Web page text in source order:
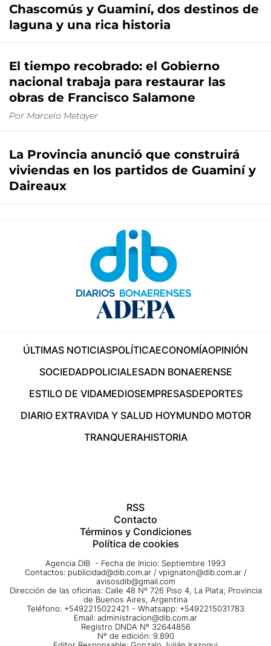
Chascomús y Guaminí, dos destinos de
laguna y una rica historia
El tiempo recobrado: el Gobierno
nacional trabaja para restaurar las
obras de Francisco Salamone
Por Marcelo Metayer
La Provincia anunció que construirá
viviendas en los partidos de Guaminí y
Daireaux
ÚLTIMAS NOTICIASPOLÍTICAECONOMÍAOPINIÓN
SOCIEDADPOLICIALESADN BONAERENSE
ESTILO DE VIDAMEDIOSEMPRESASDEPORTES
DIARIO EXTRAVIDA Y SALUD HOYMUNDO MOTOR
TRANQUERAHISTORIA
RSS
Contacto
Términos y Condiciones
Política de cookies
Agencia DIB - Fecha de Inicio: Septiembre 1993
Contactos: publicidad@dib.com.ar / vpignaton@dib.com.ar /
avisosdib@gmail.com
Dirección de las oficinas: Calle 48 Nº 726 Piso 4, La Plata; Provincia
de Buenos Aires, Argentina
Teléfono: +5492215022421 - Whatsapp: +5492215031783
Email: administracion@dib.com.ar
Registro DNDA Nº 32644856
Nº de edición: 9.890